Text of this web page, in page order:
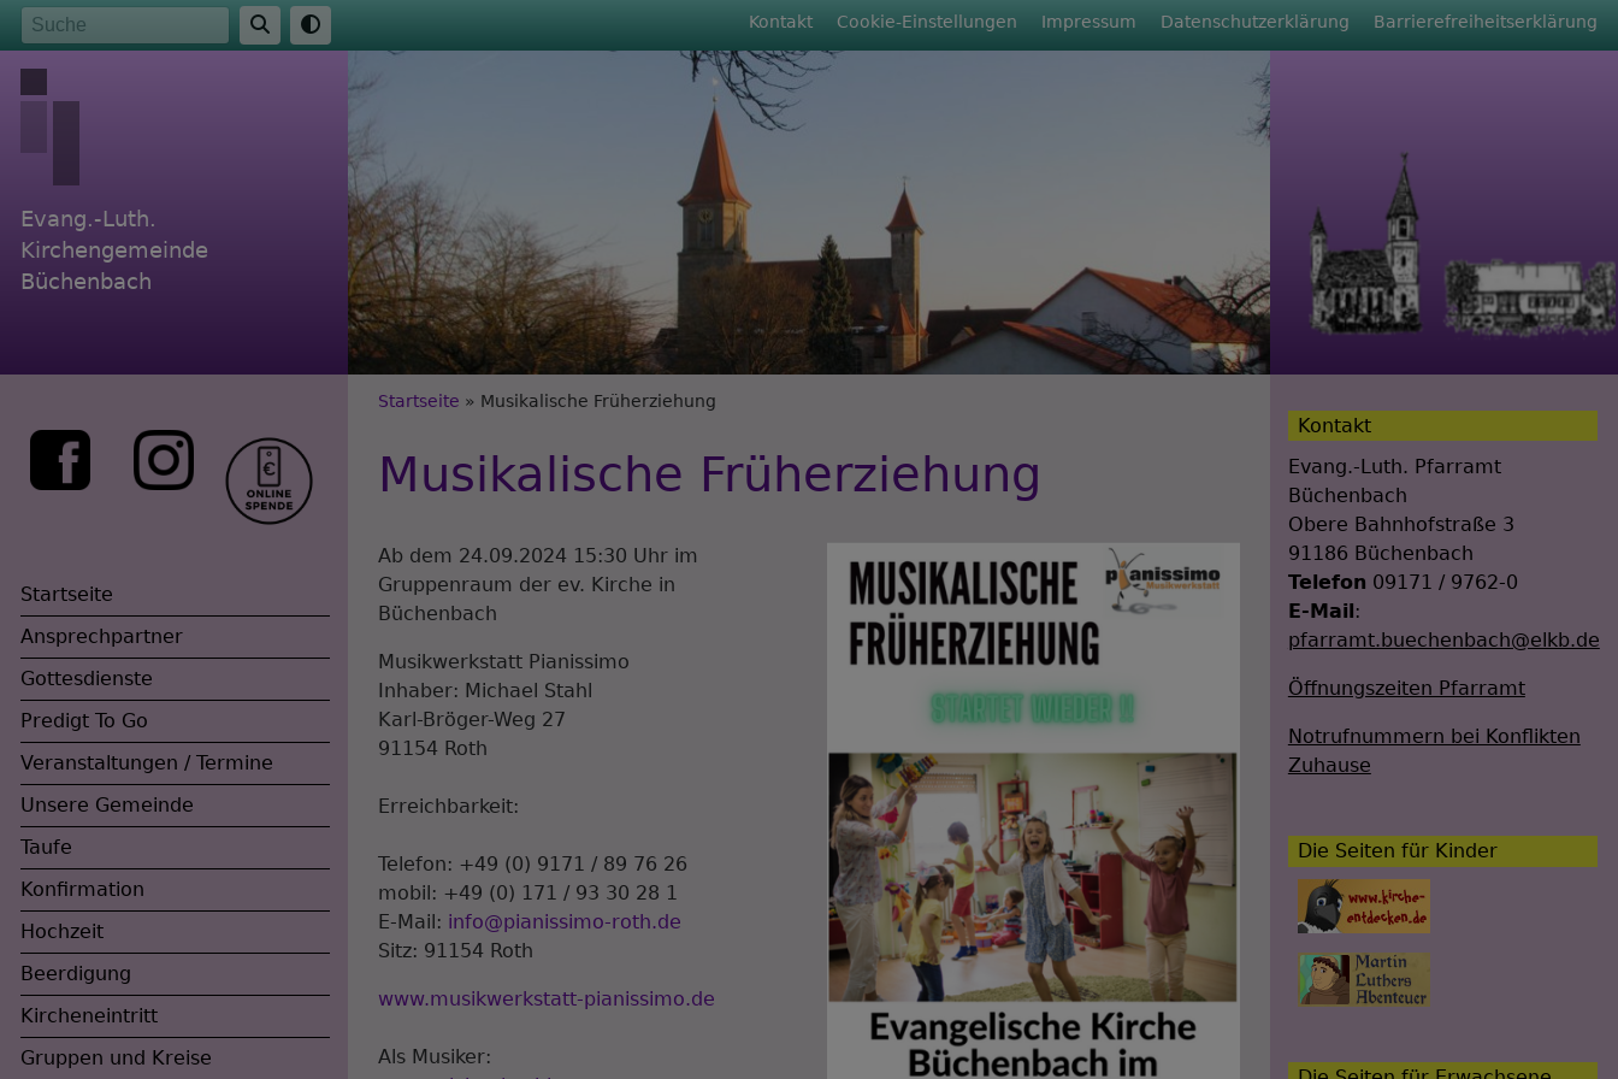
Direkt
zum
Inhalt
Fußbereichsmenü
Kontakt Cookie-Einstellungen Impressum Datenschutzerklärung Barrierefreiheitserklärung
Evang.-Luth.
Kirchengemeinde
Büchenbach
Hauptnavigation
Startseite
Ansprechpartner
Gottesdienste
Predigt To Go
Veranstaltungen / Termine
Unsere Gemeinde
Taufe
Konfirmation
Hochzeit
Beerdigung
Kircheneintritt
Gruppen und Kreise
Breadcrumb
Startseite Musikalische Früherziehung
Musikalische Früherziehung
Ab dem 24.09.2024 15:30 Uhr im
Gruppenraum der ev. Kirche in
Büchenbach
Musikwerkstatt Pianissimo
Inhaber: Michael Stahl
Karl-Bröger-Weg 27
91154 Roth
Erreichbarkeit:
Telefon: +49 (0) 9171 / 89 76 26
mobil: +49 (0) 171 / 93 30 28 1
E-Mail: info@pianissimo-roth.de
Sitz: 91154 Roth
www.musikwerkstatt-pianissimo.de
Als Musiker:
Kontakt
Evang.-Luth. Pfarramt
Büchenbach
Obere Bahnhofstraße 3
91186 Büchenbach
Telefon 09171 / 9762-0
E-Mail :
pfarramt.buechenbach@elkb.de
Öffnungszeiten Pfarramt
Notrufnummern bei Konflikten
Zuhause
Die Seiten für Kinder